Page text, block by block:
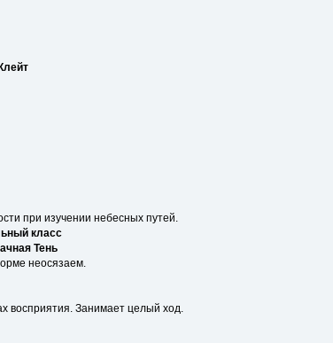
Клейт
при изучении небесных путей.
класс
Тень
неосязаем.
восприятия. Занимает целый ход.